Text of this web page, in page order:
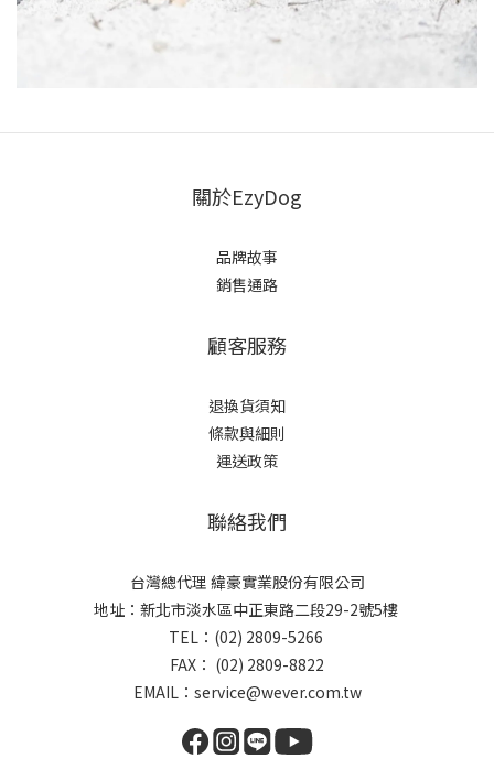
關於EzyDog
品牌故事
銷售通路
顧客服務
退換貨須知
條款與細則
運送政策
聯絡我們
台灣總代理 緯豪實業股份有限公司
地址：新北市淡水區中正東路二段29-2號5樓
TEL：(02) 2809-5266
FAX： (02) 2809-8822
EMAIL：service@wever.com.tw